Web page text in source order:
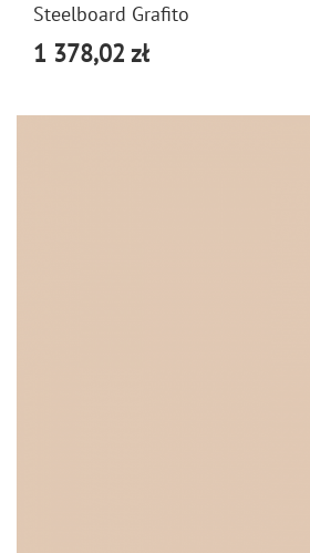
Steelboard Grafito
1 378,02 zł